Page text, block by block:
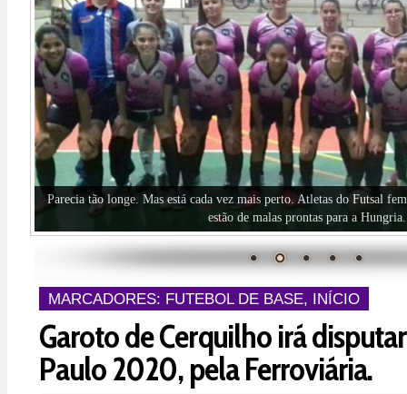
Parecia tão longe. Mas está cada vez mais perto. Atletas do Futsal
estão de malas prontas para a Hungria.
MARCADORES: FUTEBOL DE BASE, INÍCIO
Garoto de Cerquilho irá
Paulo 2020, pela Ferroviária.